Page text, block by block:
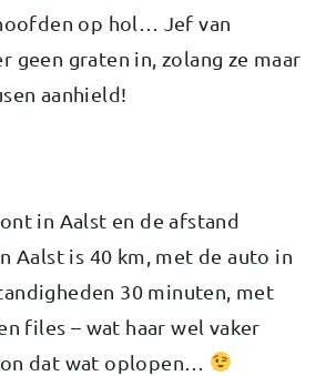
op hol… Jef van
geen graten in, zolang ze maar
aanhield!
in Aalst en de afstand
Aalst is 40 km, met de auto in
30 minuten, met
files – wat haar wel vaker
dat wat oplopen…